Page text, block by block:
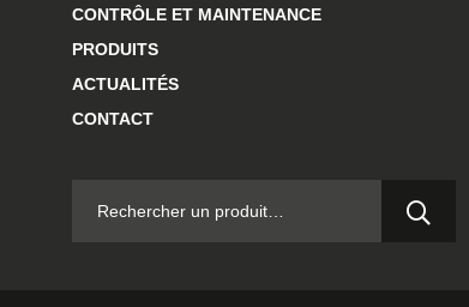
CONTRÔLE ET MAINTENANCE
PRODUITS
ACTUALITÉS
CONTACT